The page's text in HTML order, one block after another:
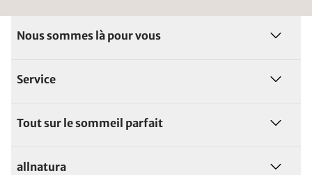
Nous sommes là pour vous
Service
Tout sur le sommeil parfait
allnatura